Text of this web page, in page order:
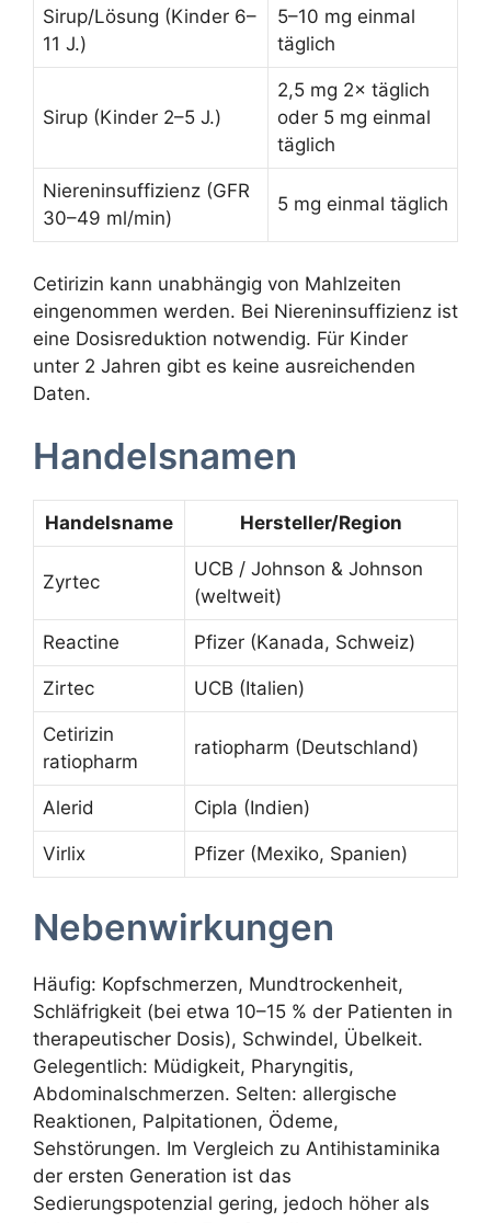
Sirup/Lösung (Kinder 6–
11 J.)
5–10 mg einmal
täglich
Sirup (Kinder 2–5 J.)
2,5 mg 2× täglich
oder 5 mg einmal
täglich
Niereninsuffizienz (GFR
30–49 ml/min)
5 mg einmal täglich
Cetirizin kann unabhängig von Mahlzeiten
eingenommen werden. Bei Niereninsuffizienz ist
eine Dosisreduktion notwendig. Für Kinder
unter 2 Jahren gibt es keine ausreichenden
Daten.
Handelsnamen
Handelsname Hersteller/Region
Zyrtec
UCB / Johnson & Johnson
(weltweit)
Reactine Pfizer (Kanada, Schweiz)
Zirtec UCB (Italien)
Cetirizin
ratiopharm
ratiopharm (Deutschland)
Alerid Cipla (Indien)
Virlix Pfizer (Mexiko, Spanien)
Nebenwirkungen
Häufig: Kopfschmerzen, Mundtrockenheit,
Schläfrigkeit (bei etwa 10–15 % der Patienten in
therapeutischer Dosis), Schwindel, Übelkeit.
Gelegentlich: Müdigkeit, Pharyngitis,
Abdominalschmerzen. Selten: allergische
Reaktionen, Palpitationen, Ödeme,
Sehstörungen. Im Vergleich zu Antihistaminika
der ersten Generation ist das
Sedierungspotenzial gering, jedoch höher als